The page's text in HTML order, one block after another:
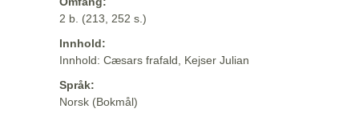
2 b. (213, 252 s.)
Innhold:
Innhold: Cæsars frafald, Kejser Julian
Språk:
Norsk (Bokmål)